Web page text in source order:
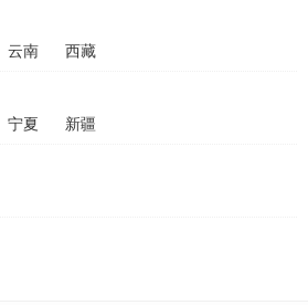
云南 西藏
宁夏 新疆